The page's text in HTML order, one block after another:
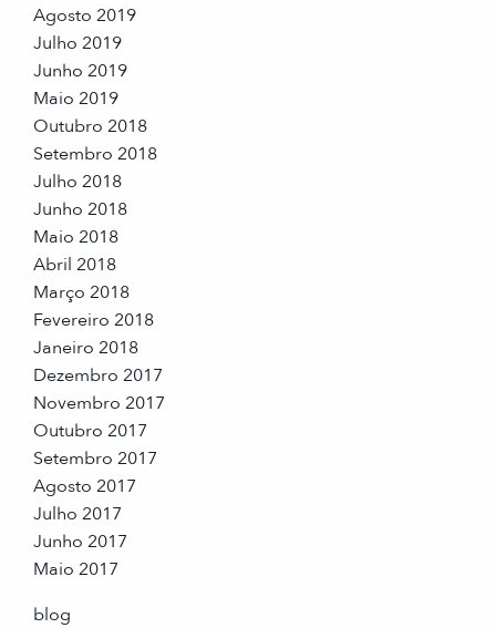
Agosto 2019
Julho 2019
Junho 2019
Maio 2019
Outubro 2018
Setembro 2018
Julho 2018
Junho 2018
Maio 2018
Abril 2018
Março 2018
Fevereiro 2018
Janeiro 2018
Dezembro 2017
Novembro 2017
Outubro 2017
Setembro 2017
Agosto 2017
Julho 2017
Junho 2017
Maio 2017
blog